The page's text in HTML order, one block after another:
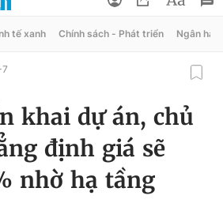
tế xanh Chính sách - Phát triển Ngân
khai dự án, chủ
định giá sẽ
nhờ hạ tầng